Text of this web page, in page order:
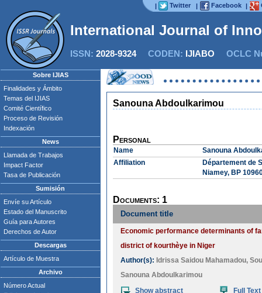
| Twitter | Facebook |
International Journal of
ISSN: 2028-9324CODEN: IJIABO OCLC
Sobre IJIAS
Finalidades y Ámbito
Temas del IJIAS
Comité Científico
Proceso de Revisión
Indexación
News
Llamada de Trabajos
Impact Factor
Tasa de Publicación
Sumisión
Envíe su Artículo
Estado del Manuscrito
Guía para Autores
Derechos de Autor
Descargas
Artículo de Muestra
Archivo
Número Actual
Sanouna Abdoulkarimou
Personal
Name
Sanouna
Affiliation
Département de
Niamey, BP
Documents: 1
Document title
Economic performance determinants of
district of kourthèye in Niger
Author(s): Idrissa Saidou Mahamadou,
Sanouna Abdoulkarimou
Show abstract
Full Text